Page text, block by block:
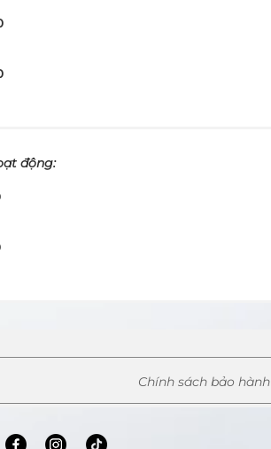
động:
Chính sách bảo hành